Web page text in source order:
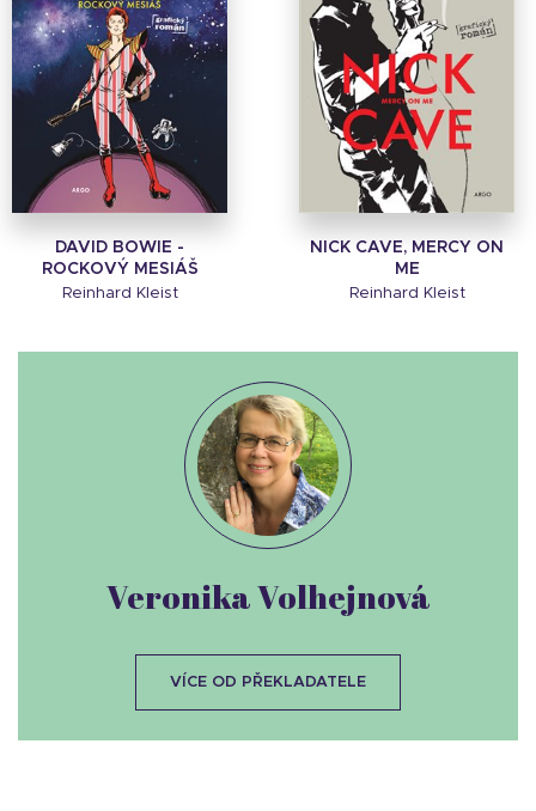
DAVID BOWIE -
ROCKOVÝ MESIÁŠ
Reinhard Kleist
NICK CAVE, MERCY ON
ME
Reinhard Kleist
Veronika Volhejnová
VÍCE OD PŘEKLADATELE